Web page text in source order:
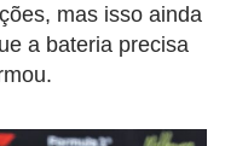
mas isso ainda
a bateria precisa